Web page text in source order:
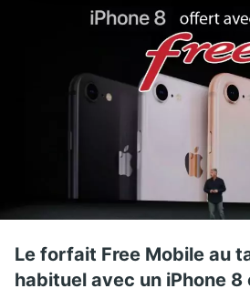
Le forfait Free Mobile au
habituel avec un iPhone 8